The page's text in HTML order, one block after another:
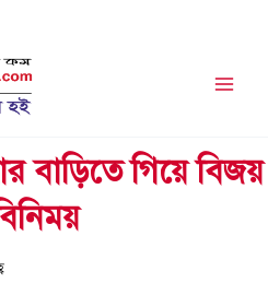
বাড়িতে গিয়ে বিজয়